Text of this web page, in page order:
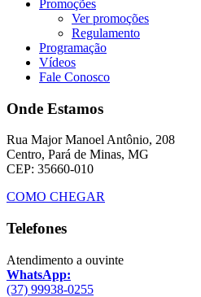
Promoções
Ver promoções
Regulamento
Programação
Vídeos
Fale Conosco
Onde Estamos
Rua Major Manoel Antônio, 208
Centro, Pará de Minas, MG
CEP: 35660-010
COMO CHEGAR
Telefones
Atendimento a ouvinte
WhatsApp:
(37) 99938-0255